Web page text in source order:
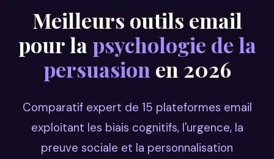
Meilleurs outils email
pour lapsychologie de la
persuasionen 2026
Comparatif expert de 15 plateformes email
exploitant les biais cognitifs, l'urgence, la
preuve sociale et la personnalisation